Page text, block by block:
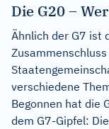
Die G20 –
Ähnlich der G7 ist
verschiedene
Begonnen hat die
dem G7-Gipfel: